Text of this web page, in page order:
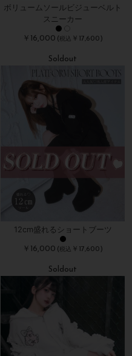
ボリュームソールビジューベルト
スニーカー
￥16,000 (税込 ￥17,600)
Soldout
12cm盛れるショートブーツ
￥16,000 (税込 ￥17,600)
Soldout